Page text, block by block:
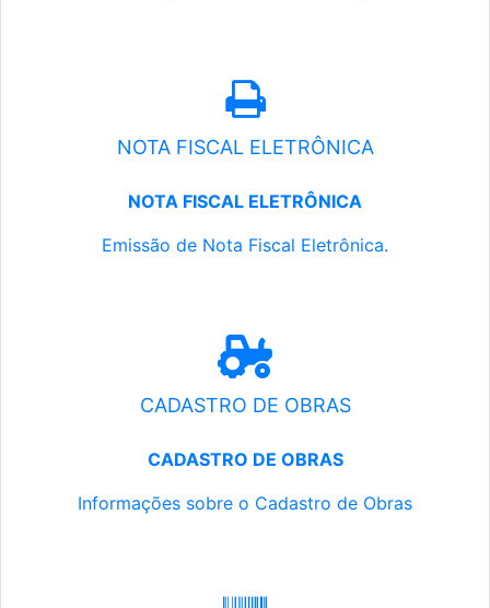
NOTA FISCAL ELETRÔNICA
NOTA FISCAL ELETRÔNICA
Emissão de Nota Fiscal Eletrônica.
CADASTRO DE OBRAS
CADASTRO DE OBRAS
Informações sobre o Cadastro de Obras